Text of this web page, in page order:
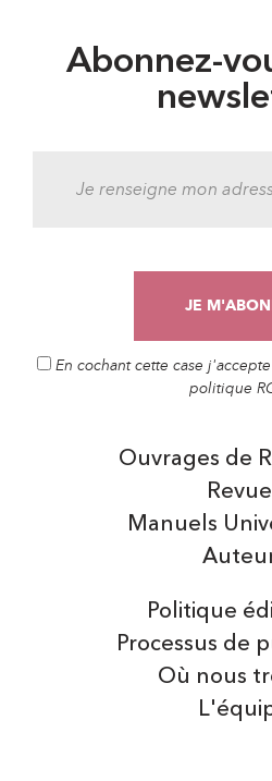
Abonnez-
En cochant cette case
politique
Manuels
Ouvrages de
Politique
Processus de
Où nous